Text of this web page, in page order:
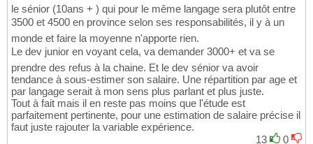
le sénior (10ans + ) qui pour le même langage sera plutôt entre
3500 et 4500 en province selon ses responsabilités, il y à un
monde et faire la moyenne n'apporte rien.
Le dev junior en voyant cela, va demander 3000+ et va se
prendre des refus à la chaine. Et le dev sénior va avoir
tendance à sous-estimer son salaire. Une répartition par age et
par langage serait à mon sens plus parlant et plus juste.
Tout à fait mais il en reste pas moins que l'étude est
parfaitement pertinente, pour une estimation de salaire précise il
faut juste rajouter la variable expérience.
13
0